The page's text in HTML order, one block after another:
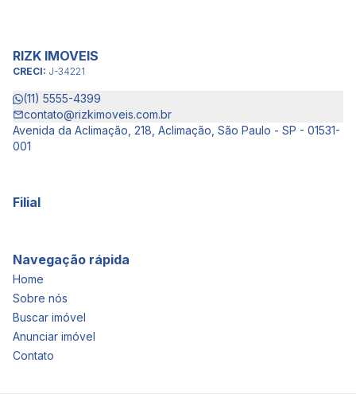
RIZK IMOVEIS
CRECI: J-34221
(11) 5555-4399
contato@rizkimoveis.com.br
Avenida da Aclimação, 218, Aclimação, São Paulo - SP - 01531-
001
Filial
Navegação rápida
Home
Sobre nós
Buscar imóvel
Anunciar imóvel
Contato